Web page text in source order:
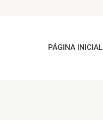
PÁGINA INICIAL